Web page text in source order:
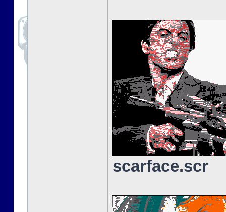
scarface.scr